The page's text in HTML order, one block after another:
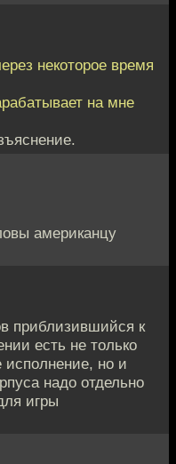
некоторое время
на мне
американцу
приблизившийся к
есть не только
но и
надо отдельно
игры